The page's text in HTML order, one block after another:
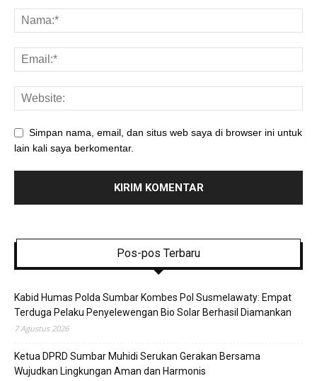
Simpan nama, email, dan situs web saya di browser ini untuk
lain kali saya berkomentar.
Pos-pos Terbaru
Kabid Humas Polda Sumbar Kombes Pol Susmelawaty: Empat
Terduga Pelaku Penyelewengan Bio Solar Berhasil Diamankan
7 Agustus 2026
Ketua DPRD Sumbar Muhidi Serukan Gerakan Bersama
Wujudkan Lingkungan Aman dan Harmonis